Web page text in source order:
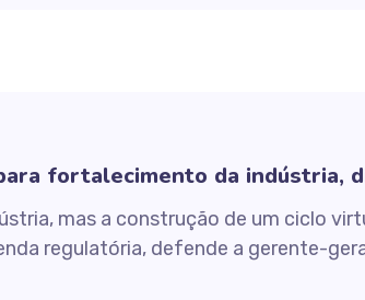
fortalecimento da indústria,
mas a construção de um ciclo
regulatória, defende a gerente-